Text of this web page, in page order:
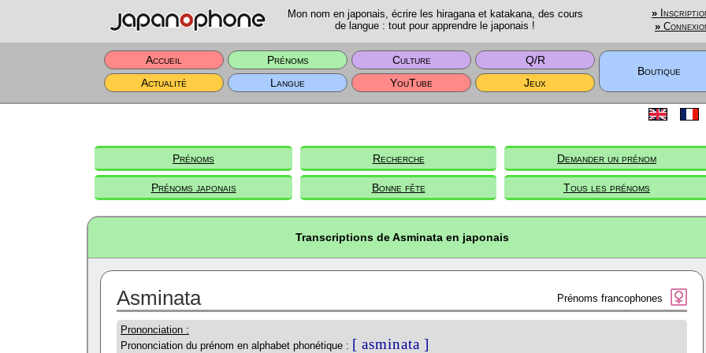
Mon nom en japonais, écrire les hiragana et katakana, des cours
de langue : tout pour apprendre le japonais !
»
»
Accueil Prénoms Culture
Q/R
Boutique
Actualité
Langue YouTube Jeux
Prénoms Recherche Demander un prénom
Prénoms japonais Bonne fête Tous les prénoms
Transcriptions de Asminata en japonais
Asminata Prénoms francophones
Prononciation :
Prononciation du prénom en alphabet phonétique : [ asminata ]